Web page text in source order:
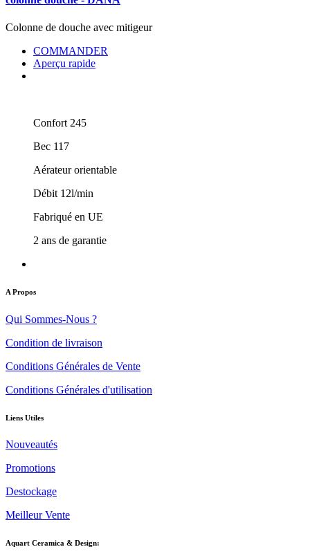
Colonne de douche avec mitigeur
COMMANDER
Aperçu rapide
Confort 245
Bec 117
Aérateur orientable
Débit 12l/min
Fabriqué en UE
2 ans de garantie
A Propos
Qui Sommes-Nous ?
Condition de livraison
Conditions Générales de Vente
Conditions Générales d'utilisation
Liens Utiles
Nouveautés
Promotions
Destockage
Meilleur Vente
Aquart Ceramica & Design: